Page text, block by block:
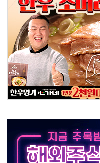
개편"
…폭염기 신속 보상 강화
독점 라이선스 계약"
IND 신청
융교육·전역 지원 협약
배타적사용권 획득
저의 캐릭터가 AI로 플레이한다
코인 이벤트 진행